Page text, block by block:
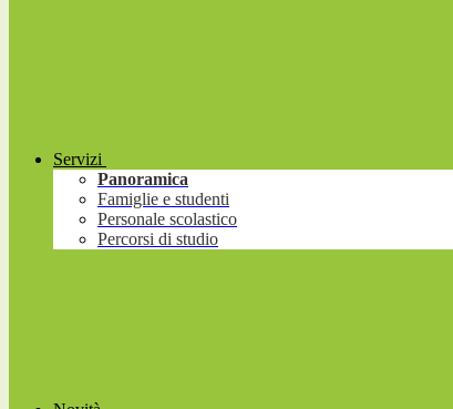
Servizi
Panoramica
Famiglie e studenti
Personale scolastico
Percorsi di studio